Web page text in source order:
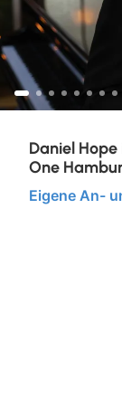
Kurzurlaub
Städtereisen
Daniel
One
Eigene An-